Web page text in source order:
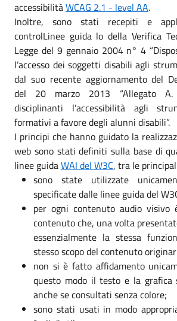
accessibilitàWCAG 2.1 - level AA.
Inoltre, sono stati recepiti e
controlLinee guida lo della Verifica
Legge del 9 gennaio 2004 n° 4
l’accesso dei soggetti disabili agli
dal suo recente aggiornamento del
del 20 marzo 2013 “Allegato A.
disciplinanti l’accessibilità agli
formativi a favore degli alunni disabili”.
I principi che hanno guidato la
web sono stati definiti sulla base di
linee guidaWAI del W3C, tra le
sono state utilizzate
specificate dalle linee guida del
per ogni contenuto audio
contenuto che, una volta
essenzialmente la stessa
stesso scopo del contenuto
non si è fatto affidamento
questo modo il testo e la grafica
anche se consultati senza colore;
sono stati usati in modo